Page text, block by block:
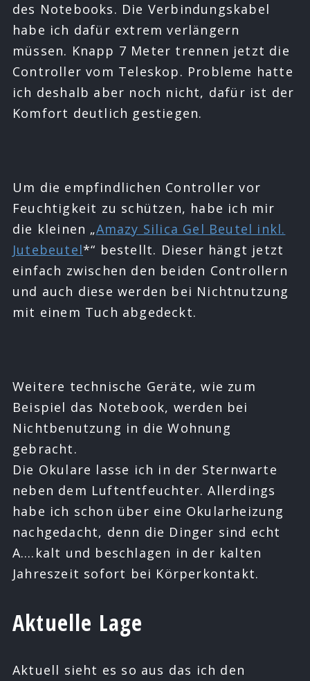
des Notebooks. Die Verbindungskabel
habe ich dafür extrem verlängern
müssen. Knapp 7 Meter trennen jetzt die
Controller vom Teleskop. Probleme hatte
ich deshalb aber noch nicht, dafür ist der
Komfort deutlich gestiegen.
Um die empfindlichen Controller vor
Feuchtigkeit zu schützen, habe ich mir
die kleinen „Amazy Silica Gel Beutel inkl.
Jutebeutel*“ bestellt. Dieser hängt jetzt
einfach zwischen den beiden Controllern
und auch diese werden bei Nichtnutzung
mit einem Tuch abgedeckt.
Weitere technische Geräte, wie zum
Beispiel das Notebook, werden bei
Nichtbenutzung in die Wohnung
gebracht.
Die Okulare lasse ich in der Sternwarte
neben dem Luftentfeuchter. Allerdings
habe ich schon über eine Okularheizung
nachgedacht, denn die Dinger sind echt
A….kalt und beschlagen in der kalten
Jahreszeit sofort bei Körperkontakt.
Aktuelle Lage
Aktuell sieht es so aus das ich den